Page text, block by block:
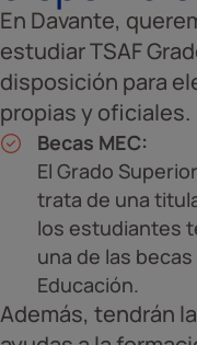
En Davante,
estudiar TSAF
disposición para
propias y oficiales.
Becas MEC:
El Grado
trata de una
los estudiantes
una de las
Educación.
Además, tendrán